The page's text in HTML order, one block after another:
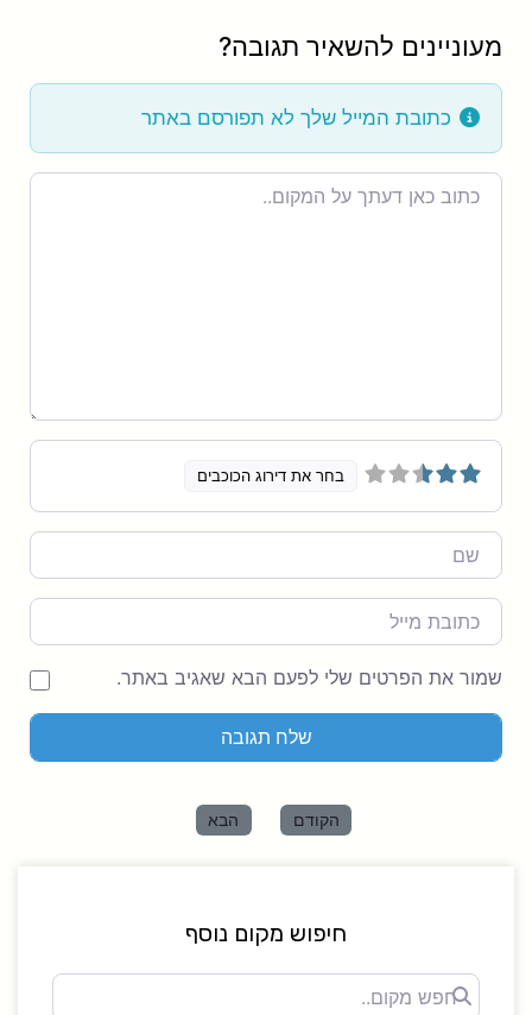
מעוניינים להשאיר תגובה?
כתובת המייל שלך לא תפורסם באתר
Review
text
בחר את דירוג הכוכבים
Name
מייל
שמור את הפרטים שלי לפעם הבא שאגיב באתר.
הקודם הבא
חיפוש מקום נוסף
חפש
מקום..